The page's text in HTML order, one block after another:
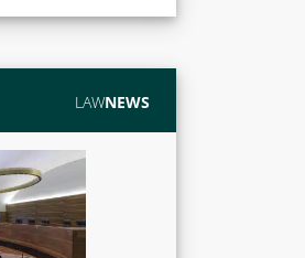
LAWNEWS